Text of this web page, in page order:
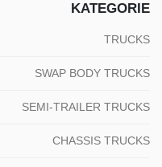
KATEGORIE
TRUCKS
SWAP BODY TRUCKS
SEMI-TRAILER TRUCKS
CHASSIS TRUCKS